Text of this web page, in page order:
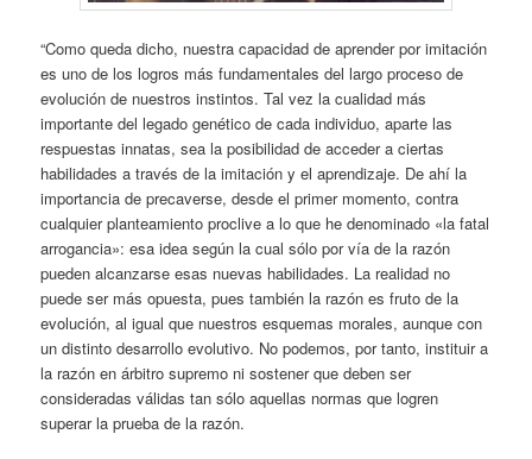
“Como queda dicho, nuestra capacidad de aprender por imitación
es uno de los logros más fundamentales del largo proceso de
evolución de nuestros instintos. Tal vez la cualidad más
importante del legado genético de cada individuo, aparte las
respuestas innatas, sea la posibilidad de acceder a ciertas
habilidades a través de la imitación y el aprendizaje. De ahí la
importancia de precaverse, desde el primer momento, contra
cualquier planteamiento proclive a lo que he denominado «la fatal
arrogancia»: esa idea según la cual sólo por vía de la razón
pueden alcanzarse esas nuevas habilidades. La realidad no
puede ser más opuesta, pues también la razón es fruto de la
evolución, al igual que nuestros esquemas morales, aunque con
un distinto desarrollo evolutivo. No podemos, por tanto, instituir a
la razón en árbitro supremo ni sostener que deben ser
consideradas válidas tan sólo aquellas normas que logren
superar la prueba de la razón.